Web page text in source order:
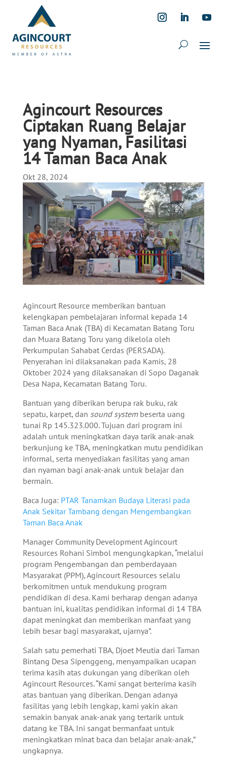
Agincourt Resources
Ciptakan Ruang Belajar
yang Nyaman, Fasilitasi
14 Taman Baca Anak
Okt 28, 2024
Agincourt Resource memberikan bantuan
kelengkapan pembelajaran informal kepada 14
Taman Baca Anak (TBA) di Kecamatan Batang Toru
dan Muara Batang Toru yang dikelola oleh
Perkumpulan Sahabat Cerdas (PERSADA).
Penyerahan ini dilaksanakan pada Kamis, 28
Oktober 2024 yang dilaksanakan di Sopo Daganak
Desa Napa, Kecamatan Batang Toru.
Bantuan yang diberikan berupa rak buku, rak
sepatu, karpet, dan sound system beserta uang
tunai Rp 145.323.000. Tujuan dari program ini
adalah untuk meningkatkan daya tarik anak-anak
berkunjung ke TBA, meningkatkan mutu pendidikan
informal, serta menyediakan fasilitas yang aman
dan nyaman bagi anak-anak untuk belajar dan
bermain.
Baca Juga: PTAR Tanamkan Budaya Literasi pada
Anak Sekitar Tambang dengan Mengembangkan
Taman Baca Anak
Manager Community Development Agincourt
Resources Rohani Simbol mengungkapkan, “melalui
program Pengembangan dan pemberdayaan
Masyarakat (PPM), Agincourt Resources selalu
berkomitmen untuk mendukung program
pendidikan di desa. Kami berharap dengan adanya
bantuan ini, kualitas pendidikan informal di 14 TBA
dapat meningkat dan memberikan manfaat yang
lebih besar bagi masyarakat, ujarnya”.
Salah satu pemerhati TBA, Djoet Meutia dari Taman
Bintang Desa Sipenggeng, menyampaikan ucapan
terima kasih atas dukungan yang diberikan oleh
Agincourt Resources. “Kami sangat berterima kasih
atas bantuan yang diberikan. Dengan adanya
fasilitas yang lebih lengkap, kami yakin akan
semakin banyak anak-anak yang tertarik untuk
datang ke TBA. Ini sangat bermanfaat untuk
meningkatkan minat baca dan belajar anak-anak,”
ungkapnya.